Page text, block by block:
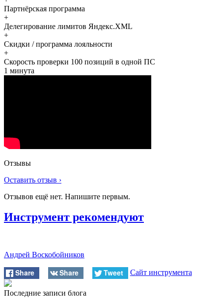
Партнёрская программа
+
Делегирование лимитов Яндекс.XML
+
Скидки / программа лояльности
+
Скорость проверки 100 позиций в одной ПС
1 минута
Отзывы
Оставить отзыв ›
Отзывов ещё нет. Напишите первым.
Инструмент рекомендуют
Андрей Воскобойников
Share Share Tweet Сайт инструмента
Последние записи блога